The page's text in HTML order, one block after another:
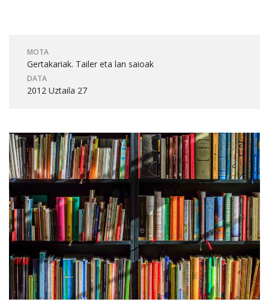
MOTA
Gertakariak. Tailer eta lan saioak
DATA
2012 Uztaila 27